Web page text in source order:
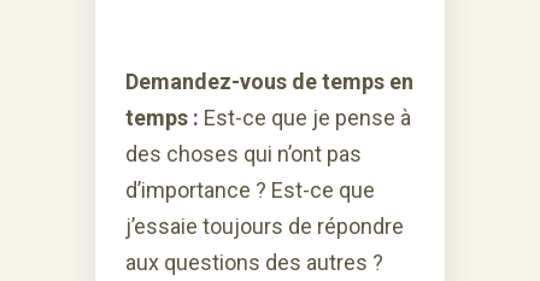
Demandez-vous de temps en
temps : Est-ce que je pense à
des choses qui n’ont pas
d’importance ? Est-ce que
j’essaie toujours de répondre
aux questions des autres ?